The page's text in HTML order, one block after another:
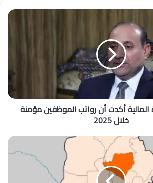
المالية أكدت أن رواتب الموظفين مؤمنة
خلال 2025